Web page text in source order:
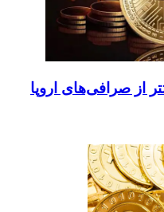
از صرافی‌های اروپا